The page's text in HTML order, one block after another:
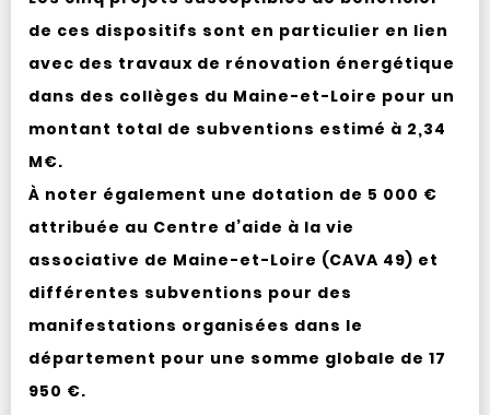
de ces dispositifs sont en particulier en lien
avec des travaux de rénovation énergétique
dans des collèges du Maine-et-Loire pour un
montant total de subventions estimé à 2,34
M€.
À noter également une dotation de 5 000 €
attribuée au Centre d’aide à la vie
associative de Maine-et-Loire (CAVA 49) et
différentes subventions pour des
manifestations organisées dans le
département pour une somme globale de 17
950 €.